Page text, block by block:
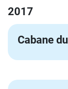
2017
Cabane